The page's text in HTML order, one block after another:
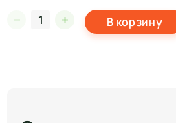
В корзину